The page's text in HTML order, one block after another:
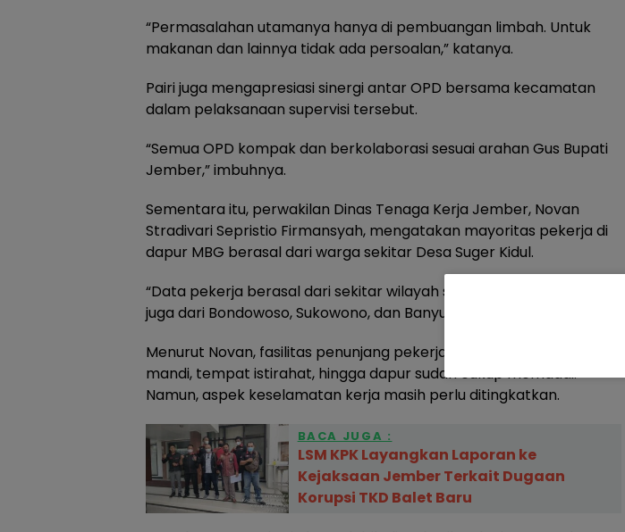
“Permasalahan utamanya hanya di pembuangan limbah. Untuk
makanan dan lainnya tidak ada persoalan,” katanya.
Pairi juga mengapresiasi sinergi antar OPD bersama kecamatan
dalam pelaksanaan supervisi tersebut.
“Semua OPD kompak dan berkolaborasi sesuai arahan Gus Bupati
Jember,” imbuhnya.
Sementara itu, perwakilan Dinas Tenaga Kerja Jember, Novan
Stradivari Sepristio Firmansyah, mengatakan mayoritas pekerja di
dapur MBG berasal dari warga sekitar Desa Suger Kidul.
“Data pekerja berasal dari sekitar wilayah setempat, meski ada
juga dari Bondowoso, Sukowono, dan Banyuwangi,” ujarnya.
Menurut Novan, fasilitas penunjang pekerja seperti mushala, kamar
mandi, tempat istirahat, hingga dapur sudah cukup memadai.
Namun, aspek keselamatan kerja masih perlu ditingkatkan.
BACA JUGA :
LSM KPK Layangkan Laporan ke
Kejaksaan Jember Terkait Dugaan
Korupsi TKD Balet Baru